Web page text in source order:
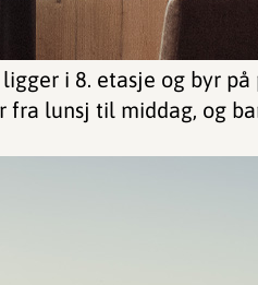
i 8. etasje og byr
fra lunsj til middag, og